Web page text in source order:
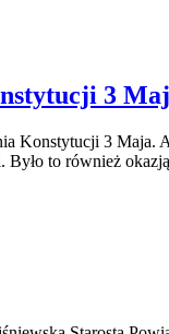
3
Konstytucji 3
to również